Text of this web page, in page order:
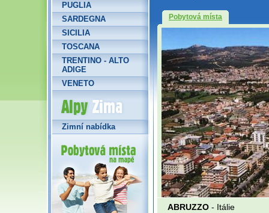
Pobytová místa
ABRUZZO - Itálie
PUGLIA
SARDEGNA
SICILIA
TOSCANA
TRENTINO - ALTO
ADIGE
VENETO
Alpy Zima
Zimní nabídka